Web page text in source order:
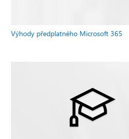
Výhody předplatného Microsoft 365